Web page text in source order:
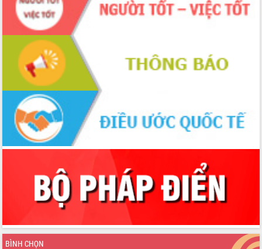
Lắk gửi gắm niềm tin, kỳ vọng vào lá
phiếu
Đắk Lắk sẵn sàng các điều kiện cho
Ngày hội bầu cử đại biểu Quốc hội
khóa XVI và HĐND các cấp nhiệm kỳ
2026-2031
Đảm bảo cuộc bầu cử đại biểu Quốc
hội và đại biểu HĐND các cấp diễn ra
an toàn, hiệu quả, đúng quy định
Thủ tướng Chính phủ Phạm Minh Chính
kiểm tra, chỉ đạo hoàn thành các dự
án cao tốc và thăm khu tái định cư tại
Sôi nổi Hội đua ngựa truyền thống Gò
Thì Thùng mừng Xuân Bính Ngọ 2026
Lãnh đạo tỉnh dâng hương tưởng niệm
tại Đập Đồng Cam đầu Xuân Bính Ngọ
trưởng đạt 5,86% trong năm 2026
UBND tỉnh Đắk Lắk triển khai công tác
BÌNH CHỌN